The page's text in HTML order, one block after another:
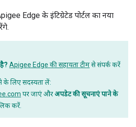
Edge के इंटिग्रेटेड पोर्टल का नया
Apigee Edge की सहायता टीमसे संपर्क करें
के लिए सदस्यता लें:
पर जाएं औरअपडेट की सूचनाएं पाने के
करें.